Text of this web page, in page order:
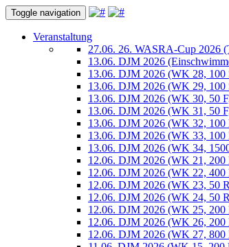
Toggle navigation
Veranstaltung
27.06. 26. WASRA-Cup 2026
13.06. DJM 2026
13.06. DJM 2026 (WK 28, 100
13.06. DJM 2026 (WK 29, 100
13.06. DJM 2026 (WK 30, 50
13.06. DJM 2026 (WK 31, 50
13.06. DJM 2026 (WK 32, 100
13.06. DJM 2026 (WK 33, 100
13.06. DJM 2026 (WK 34,
12.06. DJM 2026 (WK 21, 200
12.06. DJM 2026 (WK 22, 400
12.06. DJM 2026 (WK 23, 50
12.06. DJM 2026 (WK 24, 50
12.06. DJM 2026 (WK 25, 200
12.06. DJM 2026 (WK 26, 200
12.06. DJM 2026 (WK 27, 800